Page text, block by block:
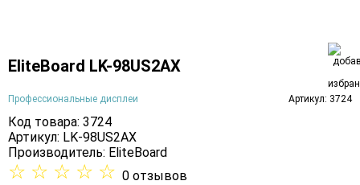
EliteBoard LK-98US2AX
Профессиональные дисплеи Артикул: 3724
Код товара: 3724
Артикул: LK-98US2AX
Производитель: EliteBoard
☆ ☆ ☆ ☆ ☆ 0 отзывов